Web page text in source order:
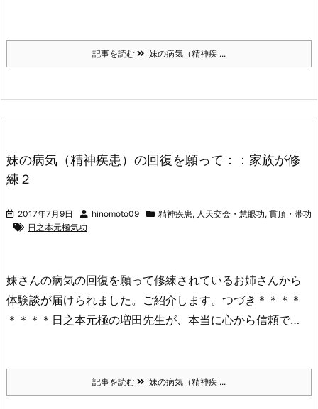
記事を読む 妹の病気（精神疾 ...
妹の病気（精神疾患）の回復を願って：：家族が修
練２
2017年7月9日 hinomoto09 精神疾患, 人天交会・慧眼功, 貫頂・帯功
日之本元極気功
妹さんの病気の回復を願って修練されているお姉さんから
体験談が届けられました。ご紹介します。つづき＊＊＊＊
＊＊＊＊日之本元極の増田先生が、本当に心から信頼で…
記事を読む 妹の病気（精神疾 ...